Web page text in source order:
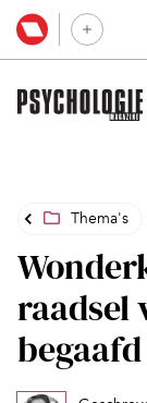
Thema's
raadsel